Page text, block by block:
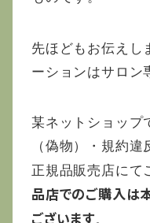
先ほどもお伝えし
ーションはサロン
某ネットショップ
（偽物）・規約違
正規品販売店にて
品店でのご購入は
ございます。